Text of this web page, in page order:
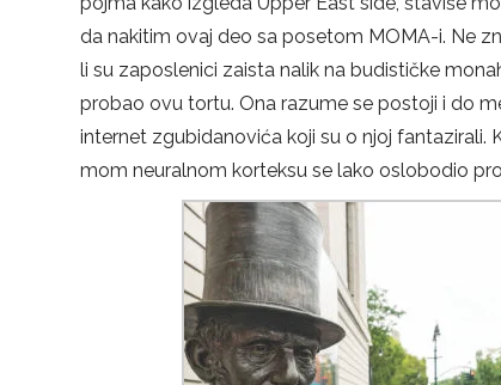
da nakitim ovaj deo sa posetom MOMA-i. Ne
li su zaposlenici zaista nalik na budističke
probao ovu tortu. Ona razume se postoji i do
internet zgubidanovića koji su o njoj fantazirali.
mom neuralnom korteksu se lako oslobodio